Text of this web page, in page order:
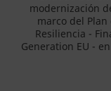
modernización
marco del
Resiliencia -
Generation EU -